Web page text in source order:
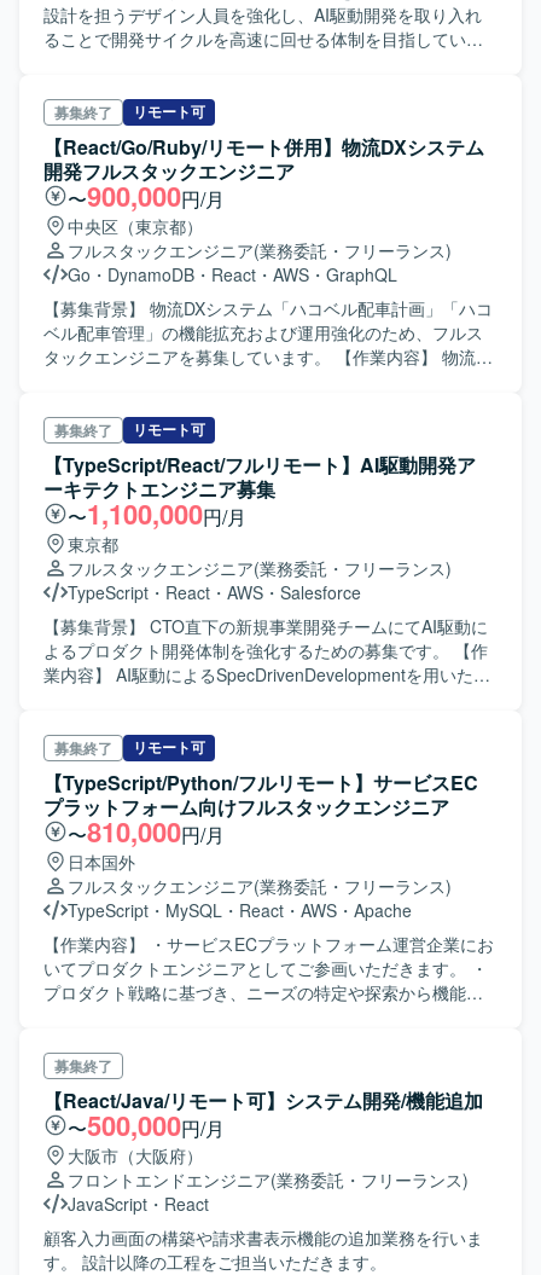
っています。AIエディター（CursorもしくはKiro）などのAI
ツールを積極的に活用した開発環境です。
りながら、課題や要件を言語化し、プロダクト価値向上に
主体的に取り組んでいただける方にマッチいたします。
く関わることができます。AIツールを活用した開発環境下
で、SpecDrivenDevelopmentを推進する先進的な取り組み
に携わることができ、プロダクトマネジメントおよびデザ
イン双方の経験を高いレベルで積んでいただけます。 【開
発環境】 Figmaなどを用いたWebアプリケーションの画面
設計環境に加え、AIツールを活用した開発環境が整備され
ております。
設計を担うデザイン人員を強化し、AI駆動開発を取り入れ
ることで開発サイクルを高速に回せる体制を目指している
ます。ユーザーヒアリングを通じたニーズ・課題の把握、
ユーザーストーリーおよびユースケースの定義、業務フロ
ーの整理を行い、サービス全体の情報アーキテクチャ設計
と画面設計を実施していただきます。Figmaを用いたワイヤ
ーフレームやモックアップ、インタラクティブなプロトタ
イプの作成を行い、開発チームやステークホルダーと仕様
をすり合わせながら意思決定から実装までを一気通貫で推
進していただきます。また、競合サービスの調査・分析を
通じて自社サービスの改善点や差別化ポイントを明確に
し、実装後の動作確認や受入テスト、品質確認まで担当し
ていただきます。 【求める人物像】 素直で誠実に業務に向
果にこだわりながらデータドリブンに意思決定できる方が
望ましいです。チームとして助け合いながら業務を遂行で
き、失敗を恐れず前向きにチャレンジできる方、自らステ
ークホルダーと積極的にコミュニケーションを取り事業を
推進してくださる方を歓迎いたします。 【ポジションの魅
力】 モダンなWeb開発チームの一員として、新規プロダク
トの企画・設計段階から関わることができます。AIを用い
たSpec Driven Developmentなど、最新の開発手法を実務の
中で経験できる環境です。ライブラリや技術選定にも関与
でき、契約形態にかかわらず設計・実装・コードレビュー
に参加できるフラットな組織で裁量高く働いていただけま
す。リモートを中心とした環境のもと、開発とスキルアッ
きるポジションです。 【開発環境】 フロントエンドは
ReactおよびTypeScript、MUIを採用し、バックエンドは
NodeおよびTypeScriptで構成されています。インフラには
AWSとCDKを利用し、ソースコード管理およびCI/CDには
GitHubおよびGitHub Actionsを使用しています。デザインに
はFigmaおよびmiro、ドキュメント管理にはNotionを用い、
Slackやバーチャルオフィスツールを活用したコミュニケー
ション環境が整備されています。AIを活用したSpec Driven
Developmentとして、Claude CodeやCursorなどのツール
も導入されています。
募集終了 リモート可
【React/Go/Ruby/リモート併用】物流DXシステム
開発フルスタックエンジニア
〜900,000円/月
中央区（東京都）
フルスタックエンジニア(業務委託・フリーランス)
Go ・ DynamoDB ・ React ・ AWS ・ GraphQL
【募集背景】 物流DXシステム「ハコベル配車計画」「ハコ
ベル配車管理」の機能拡充および運用強化のため、フルス
タックエンジニアを募集しています。 【作業内容】 物流DX
いただきます。バックエンドではGoやRubyを用いたAPIお
よび業務ロジックの実装・改善、フロントエンドでは
TypeScript/React/Next.jsを用いたWebアプリケーションの
開発を行っていただきます。GraphQLやProtocol Buffersを
用いたAPI/スキーマ定義の整備、AWS上でのアプリケーシ
ョン動作に関わる設定・改善、Dockerベースのコンテナ環
境での開発・運用も行っていただきます。GitHubを用いた
コードレビューやチーム開発、CI/CDパイプラインを活用し
た継続的なデリバリーにも関わっていただきます。 【求め
る人物像】 プロダクト志向を持ち、物流領域の課題解決に
主体的に取り組める方を求めています。バックエンドから
メンバーとのコミュニケーションを大切にし、ペアプログ
ラミングやモブプログラミングなどの開発スタイルにも前
向きに取り組める方を歓迎します。AIツールなど新しい技
術の活用にも積極的にチャレンジできる方が望ましいで
す。 【ポジションの魅力】 物流DXという社会的インパクト
の大きい領域で、配車計画・配車管理というコアドメイン
に関わる開発に携われます。バックエンドからフロントエ
ンド、インフラまで一貫して関与できるため、フルスタッ
クエンジニアとしてのスキルを高めることができます。
DDDやクリーンアーキテクチャ、GraphQLなどのモダンな
アーキテクチャや技術スタックを実践的に学べる環境であ
り、テックリードやアーキテクト志向の方にとっても成長
セスにも触れることができます。 【開発環境】 バックエン
ド: Go, Ruby, Ruby on Rails フロントエンド: TypeScript,
React, Next.js API/スキーマ定義: GraphQL, Protocol
Buffers, Swagger インフラ: AWS (ECS, EC2, RDS/Aurora,
DynamoDB, S3, SQS, Lambda など), Docker バージョン管
理: Git/GitHub CI/CD: CircleCI, GitHub Actions, CodeBuild
AIツール: Claude Code, GitHub Copilot, Devin, Gemini コミ
ュニケーション: Slack, Notion, Google Workspace で開発
を行っています。
募集終了 リモート可
【TypeScript/React/フルリモート】AI駆動開発ア
ーキテクトエンジニア募集
〜1,100,000円/月
東京都
フルスタックエンジニア(業務委託・フリーランス)
TypeScript ・ React ・ AWS ・ Salesforce
【募集背景】 CTO直下の新規事業開発チームにてAI駆動に
よるプロダクト開発体制を強化するための募集です。 【作
業内容】 AI駆動によるSpecDrivenDevelopmentを用いたプ
仕様設計からアーキテクチャ設計、コードレビュー、リフ
ァクタリング、CI/CDを通じたクラウドリリースまで一貫し
て対応いただきます。メッセージ配信基盤、チャット機
能、認証認可、決済・権限管理機能等のバックエンドおよ
びフロントエンド開発に携わっていただきます。 【求める
人物像】 AI開発ツールを積極的に活用しながら、新しい開
発プロセスやアーキテクチャを自律的に探求できる方を求
めています。チームメンバーと協調しつつ、仕様設計から
実装・レビューまで主体的に推進できる方が望ましいで
す。 【ポジションの魅力】 CTO直下の環境で、AI駆動開発
やSpecDrivenDevelopmentなど最先端の開発手法を実践し
した新しい開発スタイルをリードできるポジションです。
【開発環境】 TypeScript、React、Node.js、AWSを中心と
した環境で、Claude Code、Cursor、Codex等のAI開発ツー
ルを用いて開発を行います。
募集終了 リモート可
【TypeScript/Python/フルリモート】サービスEC
プラットフォーム向けフルスタックエンジニア
〜810,000円/月
日本国外
フルスタックエンジニア(業務委託・フリーランス)
TypeScript ・ MySQL ・ React ・ AWS ・ Apache
【作業内容】 ・サービスECプラットフォーム運営企業にお
いてプロダクトエンジニアとしてご参画いただきます。 ・
プロダクト戦略に基づき、ニーズの特定や探索から機能の
適化を行っていただきます。 ・実装・自動テストの作成・
レビュー・検証・リリースなどプロダクト開発を行ってい
ただきます。 ・チームに紐付いている機能群の改善や負債
解消等のメンテナンスを行っていただきます。 ・仕様確
認、不具合調査などの問い合わせ対応やシステムアラート
の対応を行っていただきます。 ・チームの仮説検証サイク
ルの最速化に向けての改善を行っていただきます。 【開発
環境】 ・言語：TypeScript, Python ・フレームワーク：
Laravel, Gin, React, Flutter ・インフラ：AWS ・ミドルウ
募集終了
【React/Java/リモート可】システム開発/機能追加
〜500,000円/月
大阪市（大阪府）
フロントエンドエンジニア(業務委託・フリーランス)
JavaScript ・ React
顧客入力画面の構築や請求書表示機能の追加業務を行いま
す。 設計以降の工程をご担当いただきます。